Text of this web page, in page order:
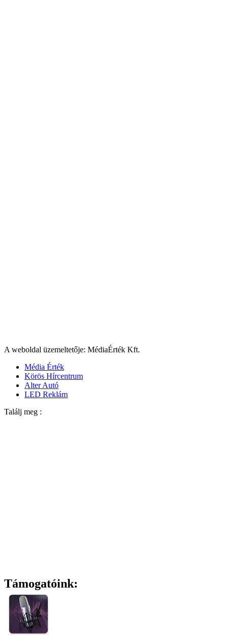
A weboldal üzemeltetője: MédiaÉrték Kft.
Média Érték
Körös Hírcentrum
Alter Autó
LED Reklám
Találj meg :
Támogatóink: